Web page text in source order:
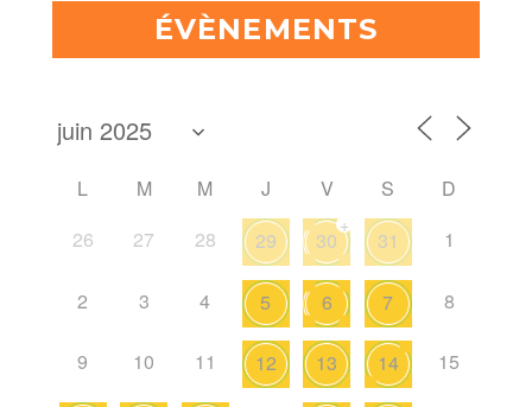
ÉVÈNEMENTS
L M M J V S
D
26
27 28 29 30
+
31 1
2 3 4 5 6 7 8
9 10 11 12 13 14 15